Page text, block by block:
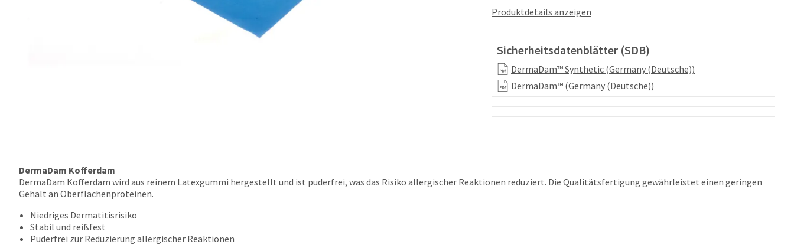
Produktdetails anzeigen
Sicherheitsdatenblätter (SDB)
DermaDam™ Synthetic (Germany (Deutsche))
DermaDam™ (Germany (Deutsche))
DermaDam Kofferdam
DermaDam Kofferdam wird aus reinem Latexgummi hergestellt und ist puderfrei, was das Risiko allergischer Reaktionen reduziert. Die Qualitätsfertigung gewährleistet einen geringen
Gehalt an Oberflächenproteinen.
Niedriges Dermatitisrisiko
Stabil und reißfest
Puderfrei zur Reduzierung allergischer Reaktionen